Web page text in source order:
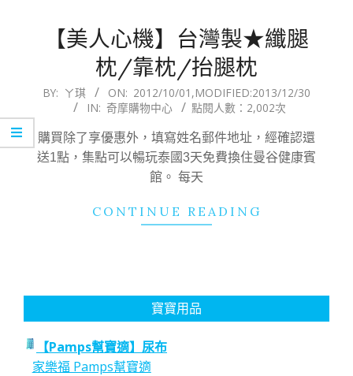
【美人心機】台灣製★纖腿
枕/靠枕/抬腿枕
2012-
01
BY: ㄚ琪 ON: 2012/10/01 ,MODIFIED:2013/12/30
IN: 奇摩購物中心 點閱人數：2,002次
購買除了享優惠外，填寫姓名郵件地址，經確認還
送1點，集點可以暢玩泰國3天免費換住曼谷健康賓
館。 每天
CONTINUE READING
寶寶用品
【Pamps幫寶適】尿布
家樂福 Pamps幫寶適